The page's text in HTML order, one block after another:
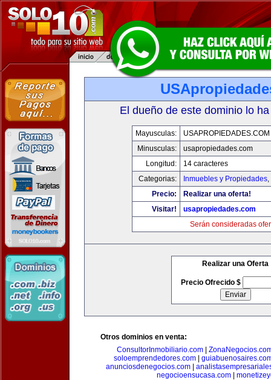
El dueño de este dominio lo
Mayusculas:
USAPROPIEDADES.COM
Minusculas:
usapropiedades.com
Longitud:
14 caracteres
Categorias:
Inmuebles y Propiedades,
Precio:
Realizar una oferta!
Visitar!
usapropiedades.com
Serán consideradas
Realizar una Oferta
Precio Ofrecido $
Otros dominios en venta:
ConsultorInmobiliario.com|
soloemprendedores.com|
anunciosdenegocios.com|
negocioensucasa.com|